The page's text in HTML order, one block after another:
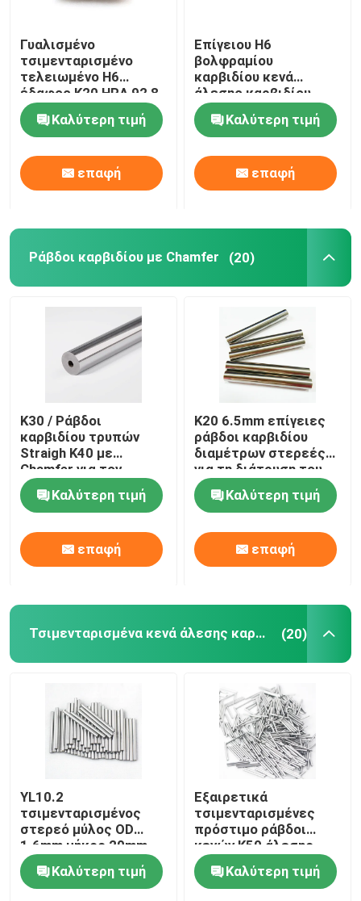
Κενό σαλιασμάτων καρβιδίου βολφραμίου
στηρίγματα καρβιδίου βολφραμίου
κομμάτια κουμπιών καρβιδίου
Γυαλισμένο
τσιμενταρισμένο
τελειωμένο H6
έδαφος K20 HRA 92,8
ράβδων καρβιδίου
βολφραμίου
Καλύτερη τιμή
επαφή
Επίγειου H6
βολφραμίου
καρβιδίου κενά
άλεσης καρβιδίου
ράβδων HRA 91,9
τσιμενταρισμένα
Καλύτερη τιμή
επαφή
Ράβδοι καρβιδίου με Chamfer (20)
K30 / Ράβδοι
καρβιδίου τρυπών
Straigh K40 με
Chamfer για τον
τέμνοντα χάλυβα
Καλύτερη τιμή
επαφή
K20 6.5mm επίγειες
ράβδοι καρβιδίου
διαμέτρων στερεές
για τη διάτρυση του
κράματος αργιλίου
Καλύτερη τιμή
επαφή
Τσιμενταρισμένα κενά άλεσης καρβιδίου (20)
YL10.2
τσιμενταρισμένος
στερεό μύλος OD
1.6mm μήκος 20mm
τελών εργαλείων
καρβιδίου τέμνων
Καλύτερη τιμή
Εξαιρετικά
τσιμενταρισμένες
πρόστιμο ράβδοι
κενών K50 άλεσης
καρβιδίου για τα
υλικά ίνας υάλου
Καλύτερη τιμή